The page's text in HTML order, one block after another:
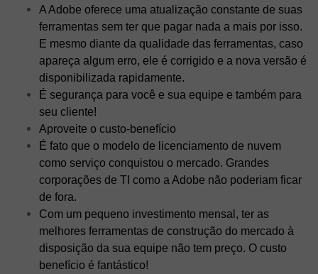
A Adobe oferece uma atualização constante de suas
ferramentas sem ter que pagar nada a mais por isso.
E mesmo diante da qualidade das ferramentas, caso
apareça algum erro, ele é corrigido e a nova versão é
disponibilizada rapidamente.
É segurança para você e sua equipe e também para
seu cliente!
Aproveite o custo-benefício
É fato que o modelo de licenciamento de nuvem
como serviço conquistou o mercado. Grandes
corporações de TI como a Adobe não poderiam ficar
de fora.
Com um pequeno investimento mensal, ter as
melhores ferramentas de construção do mercado à
disposição da sua equipe não tem preço. O custo
benefício é fantástico!